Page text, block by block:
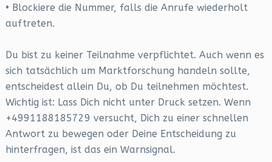
• Blockiere die Nummer, falls die Anrufe wiederholt
auftreten.
Du bist zu keiner Teilnahme verpflichtet. Auch wenn es
sich tatsächlich um Marktforschung handeln sollte,
entscheidest allein Du, ob Du teilnehmen möchtest.
Wichtig ist: Lass Dich nicht unter Druck setzen. Wenn
+4991188185729 versucht, Dich zu einer schnellen
Antwort zu bewegen oder Deine Entscheidung zu
hinterfragen, ist das ein Warnsignal.